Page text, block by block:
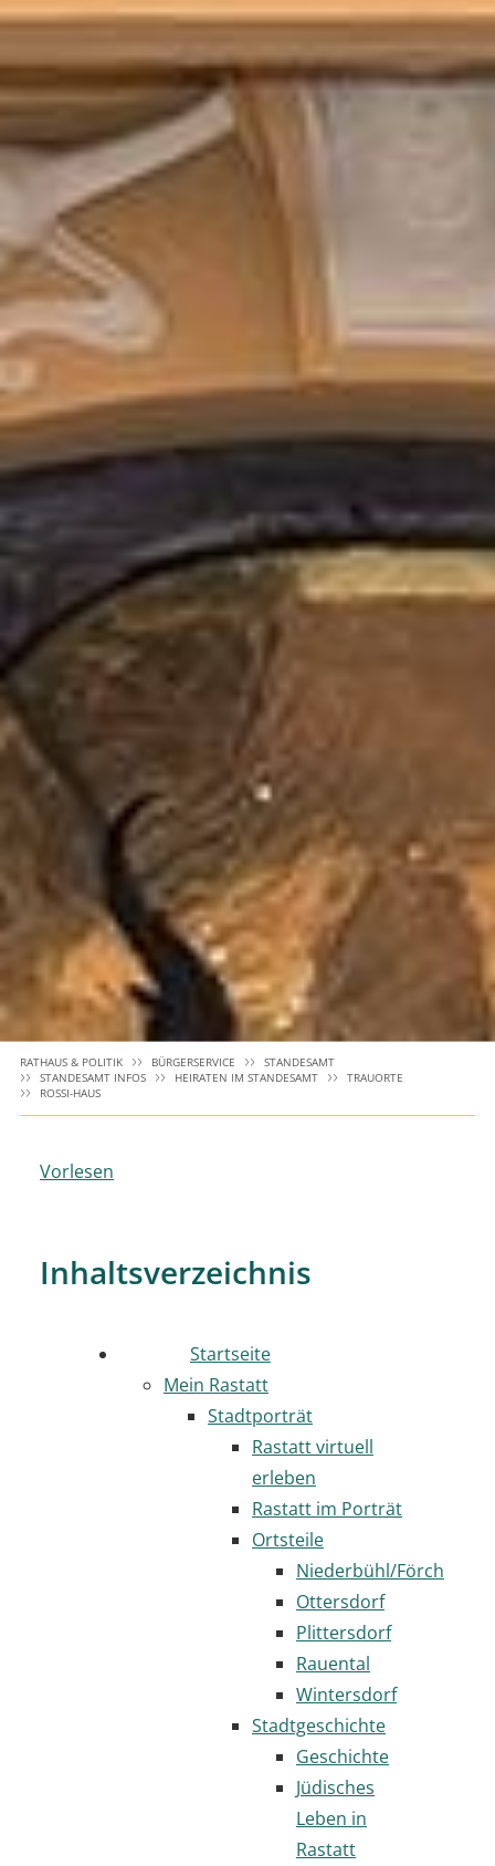
RATHAUS & POLITIK BÜRGERSERVICE
STANDESAMT
STANDESAMT INFOS
HEIRATEN IM STANDESAMT
TRAUORTE
ROSSI-HAUS
Vorlesen
Inhaltsverzeichnis
Startseite
Mein Rastatt
Stadtporträt
Rastatt virtuell
erleben
Rastatt im Porträt
Ortsteile
Niederbühl/Förch
Ottersdorf
Plittersdorf
Rauental
Wintersdorf
Stadtgeschichte
Geschichte
Jüdisches
Leben in
Rastatt